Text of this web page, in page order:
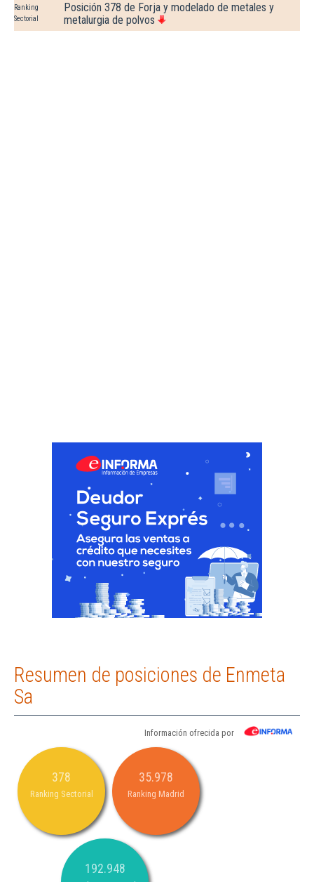
Ranking
Sectorial
Posición 378 de Forja y modelado de metales y
metalurgia de polvos
Resumen de posiciones de Enmeta
Sa
Información ofrecida por
378
Ranking Sectorial
35.978
Ranking Madrid
192.948